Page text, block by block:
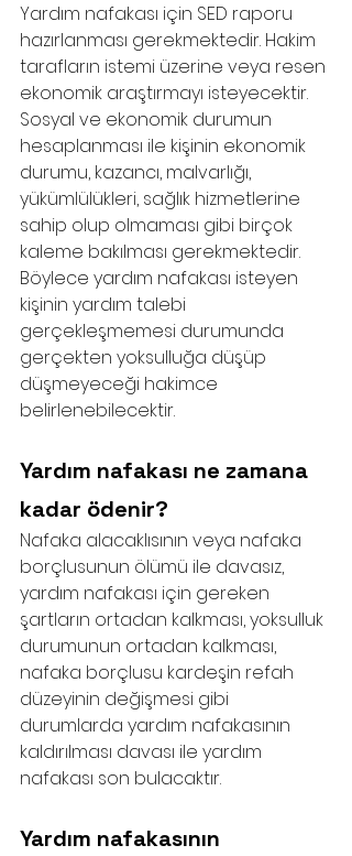
Yardım nafakası için SED raporu
hazırlanması gerekmektedir. Hakim
tarafların istemi üzerine veya resen
ekonomik araştırmayı isteyecektir.
Sosyal ve ekonomik durumun
hesaplanması ile kişinin ekonomik
durumu, kazancı, malvarlığı,
yükümlülükleri, sağlık hizmetlerine
sahip olup olmaması gibi birçok
kaleme bakılması gerekmektedir.
Böylece yardım nafakası isteyen
kişinin yardım talebi
gerçekleşmemesi durumunda
gerçekten yoksulluğa düşüp
düşmeyeceği hakimce
belirlenebilecektir.
Yardım nafakası ne zamana
kadar ödenir?
Nafaka alacaklısının veya nafaka
borçlusunun ölümü ile davasız,
yardım nafakası için gereken
şartların ortadan kalkması, yoksulluk
durumunun ortadan kalkması,
nafaka borçlusu kardeşin refah
düzeyinin değişmesi gibi
durumlarda yardım nafakasının
kaldırılması davası ile yardım
nafakası son bulacaktır.
Yardım nafakasının